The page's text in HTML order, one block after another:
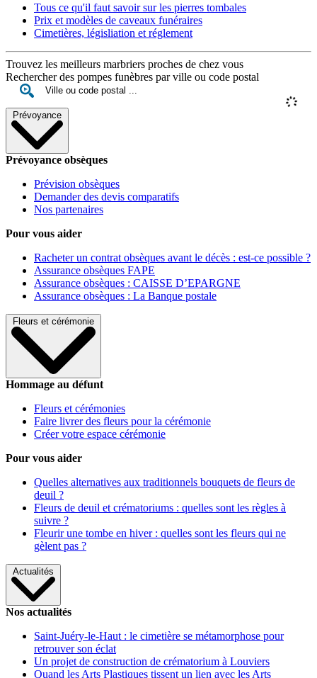
Tous ce qu'il faut savoir sur les pierres tombales
Prix et modèles de caveaux funéraires
Cimetières, législiation et réglement
Trouvez les meilleurs marbriers proches de chez vous
Rechercher des pompes funèbres par ville ou code postal
Prévoyance
Prévoyance obsèques
Prévision obsèques
Demander des devis comparatifs
Nos partenaires
Pour vous aider
Racheter un contrat obsèques avant le décès : est-ce possible ?
Assurance obsèques FAPE
Assurance obsèques : CAISSE D’EPARGNE
Assurance obsèques : La Banque postale
Fleurs et cérémonie
Hommage au défunt
Fleurs et cérémonies
Faire livrer des fleurs pour la cérémonie
Créer votre espace cérémonie
Pour vous aider
Quelles alternatives aux traditionnels bouquets de fleurs de
deuil ?
Fleurs de deuil et crématoriums : quelles sont les règles à
suivre ?
Fleurir une tombe en hiver : quelles sont les fleurs qui ne
gèlent pas ?
Actualités
Nos actualités
Saint-Juéry-le-Haut : le cimetière se métamorphose pour
retrouver son éclat
Un projet de construction de crématorium à Louviers
Quand les Arts Plastiques tissent un lien avec les Arts